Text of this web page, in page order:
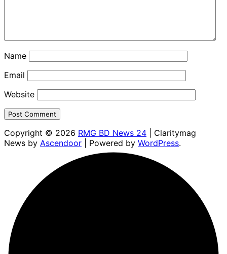
Name
Email
Website
Copyright © 2026 RMG BD News 24 | Claritymag
News by Ascendoor | Powered by WordPress.